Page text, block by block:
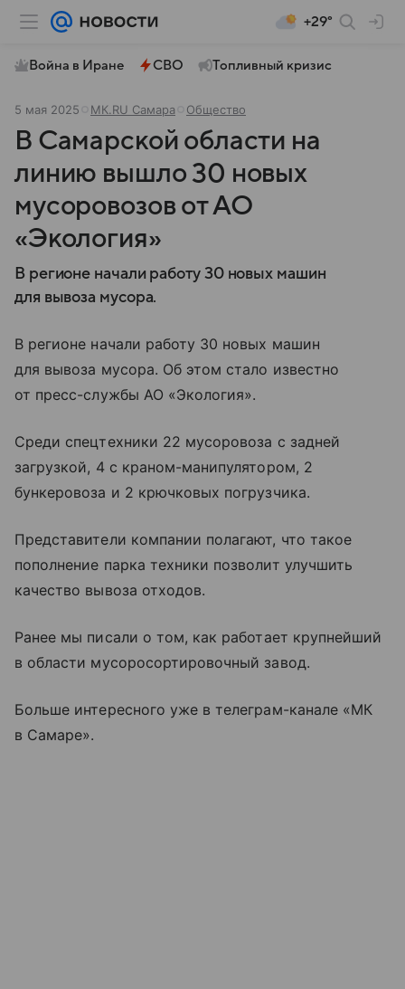
+29°
Война в Иране СВО Топливный кризис
5 мая 2025 МК.RU Самара Общество
В Самарской области на
линию вышло 30 новых
мусоровозов от АО
«Экология»
В регионе начали работу 30 новых машин
для вывоза мусора.
В регионе начали работу 30 новых машин
для вывоза мусора. Об этом стало известно
от пресс-службы АО «Экология».
Среди спецтехники 22 мусоровоза с задней
загрузкой, 4 с краном-манипулятором, 2
бункеровоза и 2 крючковых погрузчика.
Представители компании полагают, что такое
пополнение парка техники позволит улучшить
качество вывоза отходов.
Ранее мы писали о том, как работает крупнейший
в области мусоросортировочный завод.
Больше интересного уже в телеграм-канале «МК
в Самаре».